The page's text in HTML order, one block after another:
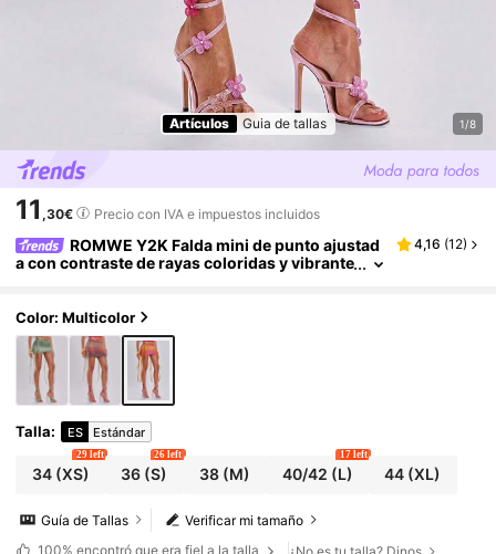
Artículos Guia de tallas 1/8
11 ,30€ Precio con IVA e impuestos incluidos
ROMWE Y2K Falda mini de punto ajustad
a con contraste de rayas coloridas y vibrante
4,16 (12)
Color: Multicolor
Talla: ES Estándar
34(XS)
29 left
36 (S)
26 left
38(M) 40/42 (L)
17 left
44 (XL)
Verificar mi tamaño
Guía de Tallas
100% encontró que era fiel a la talla